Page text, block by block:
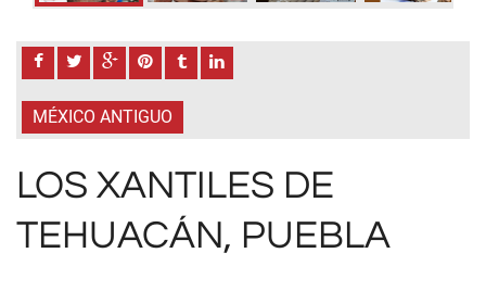
MÉXICO ANTIGUO
LOS XANTILES DE
TEHUACÁN, PUEBLA